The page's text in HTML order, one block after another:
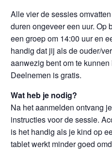
Alle vier de sessies
duren ongeveer een uur. Op
een groep om 14:00 uur en
handig dat jij als de ouder/
aanwezig bent om te
Deelnemen is gratis.
Wat heb je nodig?
Na het aanmelden ontvang
instructies voor de sessie.
is het handig als je kind op
tablet werkt minder goed